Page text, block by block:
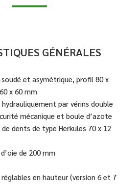
GÉNÉRALES
soudé et asymétrique, profil 80 x
x 60 mm
hydrauliquement par vérins double
mécanique et boule d’azote
de dents de type Herkules 70 x 12
de 200 mm
réglables en hauteur (version 6 et 7